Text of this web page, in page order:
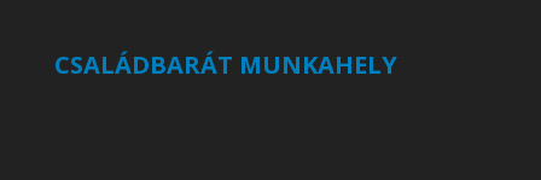
CSALÁDBARÁT MUNKAHELY